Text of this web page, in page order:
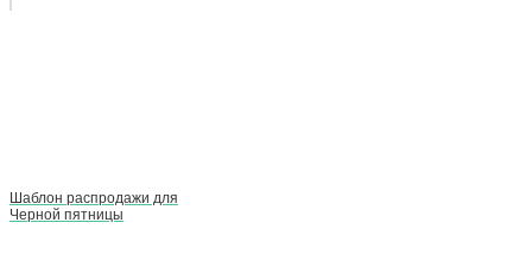
Шаблон распродажи для
Черной пятницы